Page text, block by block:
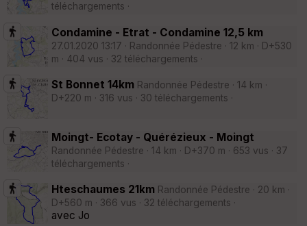
téléchargements ·
Condamine - Etrat - Condamine 12,5 km
27.01.2020 13:17 · Randonnée Pédestre · 12 km · D+530
m · 404 vus · 32 téléchargements ·
St Bonnet 14km Randonnée Pédestre · 14 km ·
D+220 m · 316 vus · 30 téléchargements ·
Moingt- Ecotay - Quérézieux - Moingt
Randonnée Pédestre · 14 km · D+370 m · 653 vus · 37
téléchargements ·
Hteschaumes 21km Randonnée Pédestre · 20 km ·
D+560 m · 366 vus · 32 téléchargements ·
avec Jo